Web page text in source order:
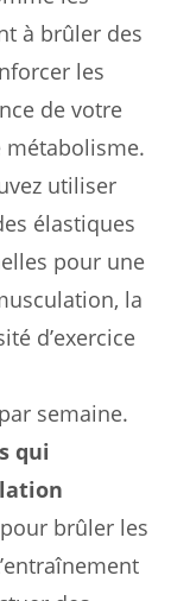
à brûler des
les
de votre
métabolisme.
utiliser
élastiques
pour une
la
d’exercice
semaine.
qui
brûler les